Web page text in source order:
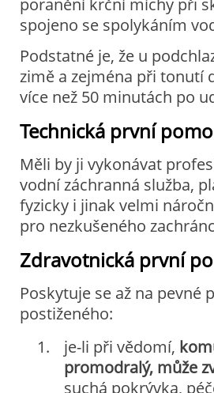
spojeno se spolykáním
Podstatné je, že u
zimě a zejména při tonutí
více než 50 minutách po
Technická první
Měli by ji vykonávat
vodní záchranná služba,
fyzicky i jinak velmi
pro nezkušeného
Zdravotnická první
Poskytuje se až na pevné
postiženého:
je-li při vědomí,
promodralý, může
suchá pokrývka,